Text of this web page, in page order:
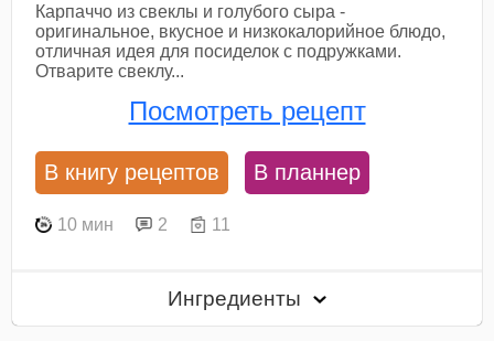
Карпаччо из свеклы и голубого сыра -
оригинальное, вкусное и низкокалорийное блюдо,
отличная идея для посиделок с подружками.
Отварите свеклу...
Посмотреть рецепт
В книгу рецептов В планнер
10 мин 2 11
Ингредиенты